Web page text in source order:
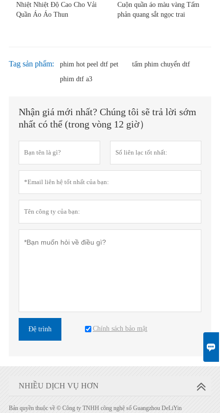

Nhiệt Nhiệt Độ Cao Cho Vải
Quần Áo Áo Thun
Cuộn quần áo màu vàng Tấm
phản quang sắt ngọc trai
Tag sản phẩm: phim hot peel dtf pet
tấm phim chuyển dtf
phim dtf a3
Nhận giá mới nhất? Chúng tôi sẽ trả lời sớm
nhất có thể (trong vòng 12 giờ）
Đệ trình Chính sách bảo mật
NHIỀU DỊCH VỤ HƠN
Bản quyền thuộc về © Công ty TNHH công nghệ số Guangzhou DeLiYin